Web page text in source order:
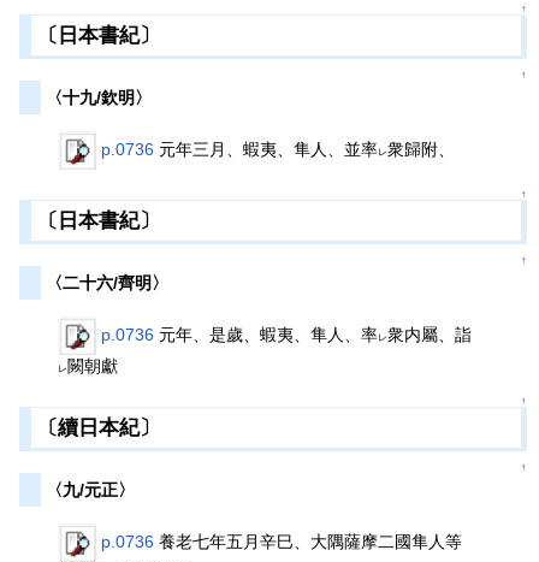
↑
〔日本書紀〕
↑
〈十九/欽明〉
p.0736 元年三月、蝦夷、隼人、並率レ衆歸附、
↑
〔日本書紀〕
↑
〈二十六/齊明〉
p.0736 元年、是歲、蝦夷、隼人、率レ衆内屬、詣
レ 闕朝獻
↑
〔續日本紀〕
↑
〈九/元正〉
p.0736 養老七年五月辛巳、大隅薩摩二國隼人等